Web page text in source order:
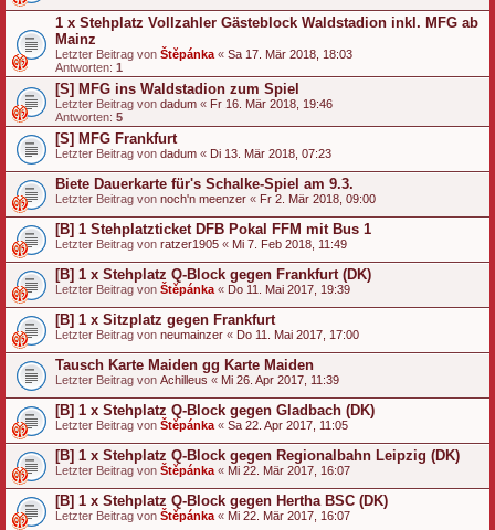
1 x Stehplatz Vollzahler Gästeblock Waldstadion inkl. MFG ab
Mainz
Letzter Beitrag von Štěpánka « Sa 17. Mär 2018, 18:03
Antworten: 1
[S] MFG ins Waldstadion zum Spiel
Letzter Beitrag von dadum « Fr 16. Mär 2018, 19:46
Antworten: 5
[S] MFG Frankfurt
Letzter Beitrag von dadum « Di 13. Mär 2018, 07:23
Biete Dauerkarte für's Schalke-Spiel am 9.3.
Letzter Beitrag von noch'n meenzer « Fr 2. Mär 2018, 09:00
[B] 1 Stehplatzticket DFB Pokal FFM mit Bus 1
Letzter Beitrag von ratzer1905 « Mi 7. Feb 2018, 11:49
[B] 1 x Stehplatz Q-Block gegen Frankfurt (DK)
Letzter Beitrag von Štěpánka « Do 11. Mai 2017, 19:39
[B] 1 x Sitzplatz gegen Frankfurt
Letzter Beitrag von neumainzer « Do 11. Mai 2017, 17:00
Tausch Karte Maiden gg Karte Maiden
Letzter Beitrag von Achilleus « Mi 26. Apr 2017, 11:39
[B] 1 x Stehplatz Q-Block gegen Gladbach (DK)
Letzter Beitrag von Štěpánka « Sa 22. Apr 2017, 11:05
[B] 1 x Stehplatz Q-Block gegen Regionalbahn Leipzig (DK)
Letzter Beitrag von Štěpánka « Mi 22. Mär 2017, 16:07
[B] 1 x Stehplatz Q-Block gegen Hertha BSC (DK)
Letzter Beitrag von Štěpánka « Mi 22. Mär 2017, 16:07